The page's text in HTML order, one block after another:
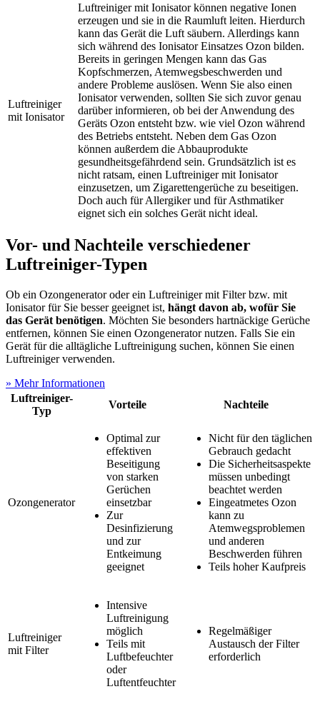
Luftreiniger
mit Ionisator
Luftreiniger mit Ionisator können negative Ionen
erzeugen und sie in die Raumluft leiten. Hierdurch
kann das Gerät die Luft säubern. Allerdings kann
sich während des Ionisator Einsatzes Ozon bilden.
Bereits in geringen Mengen kann das Gas
Kopfschmerzen, Atemwegsbeschwerden und
andere Probleme auslösen. Wenn Sie also einen
Ionisator verwenden, sollten Sie sich zuvor genau
darüber informieren, ob bei der Anwendung des
Geräts Ozon entsteht bzw. wie viel Ozon während
des Betriebs entsteht. Neben dem Gas Ozon
können außerdem die Abbauprodukte
gesundheitsgefährdend sein. Grundsätzlich ist es
nicht ratsam, einen Luftreiniger mit Ionisator
einzusetzen, um Zigarettengerüche zu beseitigen.
Doch auch für Allergiker und für Asthmatiker
eignet sich ein solches Gerät nicht ideal.
Vor- und Nachteile verschiedener
Luftreiniger-Typen
Ob ein Ozongenerator oder ein Luftreiniger mit Filter bzw. mit
Ionisator für Sie besser geeignet ist, hängt davon ab, wofür Sie
das Gerät benötigen. Möchten Sie besonders hartnäckige Gerüche
entfernen, können Sie einen Ozongenerator nutzen. Falls Sie ein
Gerät für die alltägliche Luftreinigung suchen, können Sie einen
Luftreiniger verwenden.
» Mehr Informationen
Luftreiniger-
Typ
Vorteile Nachteile
Ozongenerator
Optimal zur
effektiven
Beseitigung
von starken
Gerüchen
einsetzbar
Zur
Desinfizierung
und zur
Entkeimung
geeignet
Nicht für den täglichen
Gebrauch gedacht
Die Sicherheitsaspekte
müssen unbedingt
beachtet werden
Eingeatmetes Ozon
kann zu
Atemwegsproblemen
und anderen
Beschwerden führen
Teils hoher Kaufpreis
Luftreiniger
mit Filter
Intensive
Luftreinigung
möglich
Teils mit
Luftbefeuchter
oder
Luftentfeuchter
Regelmäßiger
Austausch der Filter
erforderlich